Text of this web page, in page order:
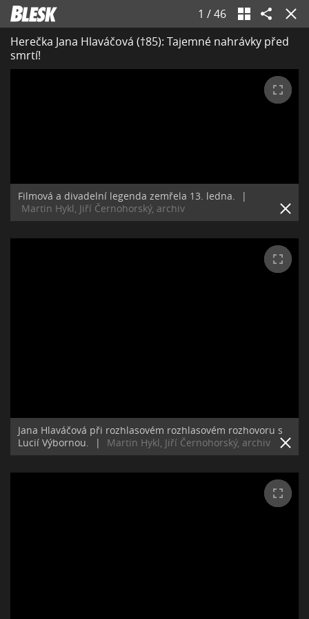
1 /46
Herečka Jana Hlaváčová (†85): Tajemné nahrávky před
smrtí!
Filmová a divadelní legenda zemřela 13. ledna.
|
Martin Hykl, Jiří Černohorský, archiv
Jana Hlaváčová při rozhlasovém rozhlasovém rozhovoru s
Lucií Výbornou.
| Martin Hykl, Jiří Černohorský, archiv